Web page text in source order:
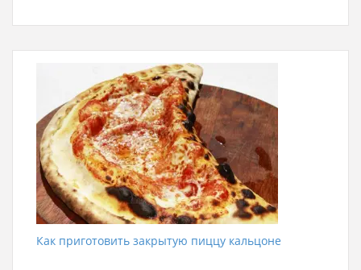
Как приготовить закрытую пиццу кальцоне